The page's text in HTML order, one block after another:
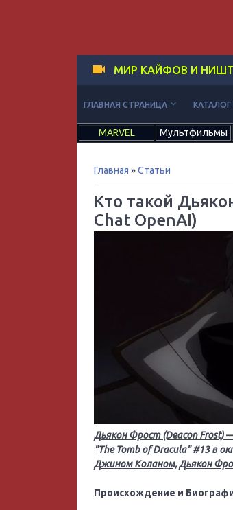
МИР КАЙФОВ И
ГЛАВНАЯ СТРАНИЦА keyboard_arrow_down
MARVEL Мультфильмы
Главная »Статьи
Кто такой
Chat OpenAI)
Дьякон Фрост (Deacon Frost)
"The Tomb of Dracula" #13 в
Джином Коланом, Дьякон
Происхождение и